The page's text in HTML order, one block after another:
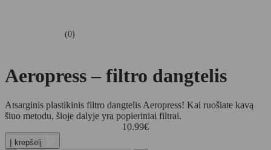
(0)
Aeropress – filtro dangtelis
Atsarginis plastikinis filtro dangtelis Aeropress! Kai ruošiate kavą
šiuo metodu, šioje dalyje yra popieriniai filtrai.
10.99€
Į krepšelį